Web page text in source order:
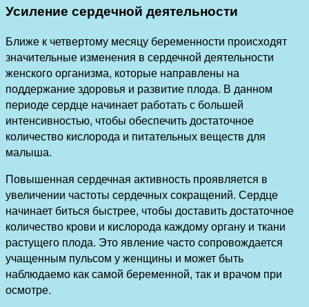
Усиление сердечной деятельности
Ближе к четвертому месяцу беременности происходят
значительные изменения в сердечной деятельности
женского организма, которые направлены на
поддержание здоровья и развитие плода. В данном
периоде сердце начинает работать с большей
интенсивностью, чтобы обеспечить достаточное
количество кислорода и питательных веществ для
малыша.
Повышенная сердечная активность проявляется в
увеличении частоты сердечных сокращений. Сердце
начинает биться быстрее, чтобы доставить достаточное
количество крови и кислорода каждому органу и ткани
растущего плода. Это явление часто сопровождается
учащенным пульсом у женщины и может быть
наблюдаемо как самой беременной, так и врачом при
осмотре.